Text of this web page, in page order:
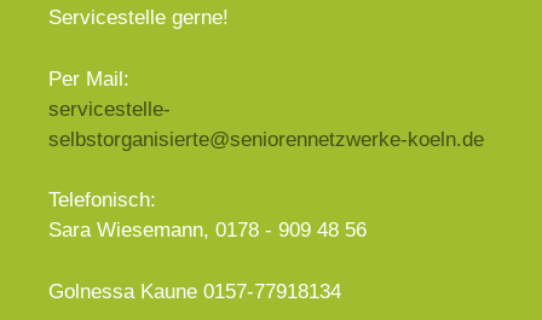
Servicestelle gerne!
Per Mail:
servicestelle-
selbstorganisierte@seniorennetzwerke-koeln.de
Telefonisch:
Sara Wiesemann, 0178 - 909 48 56
Golnessa Kaune 0157-77918134